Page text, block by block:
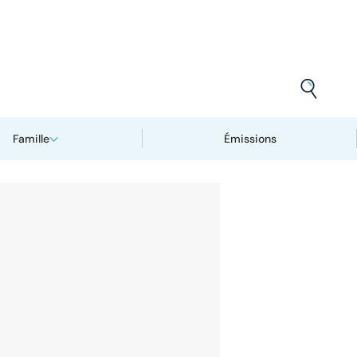
Famille Émissions